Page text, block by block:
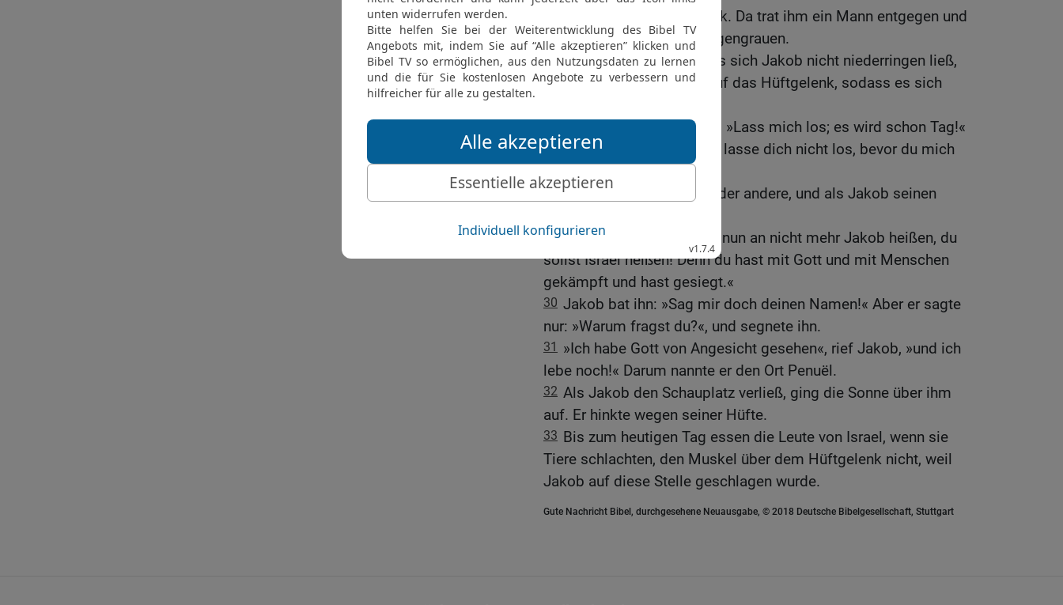
Nur er allein blieb zurück. Da trat ihm ein Mann entgegen und
rang mit ihm bis zum Morgengrauen.
26 Als der andere sah, dass sich Jakob nicht niederringen ließ,
gab er ihm einen Schlag auf das Hüftgelenk, sodass es sich
Dann sagte er zu Jakob: »Lass mich los; es wird schon Tag!«
Aber Jakob erwiderte: »Ich lasse dich nicht los, bevor du mich
28 »Wie heißt du?«, fragte der andere, und als Jakob seinen
29 sagte er: »Du sollst von nun an nicht mehr Jakob heißen, du
sollst Israel heißen! Denn du hast mit Gott und mit Menschen
gekämpft und hast gesiegt.«
30 Jakob bat ihn: »Sag mir doch deinen Namen!« Aber er sagte
nur: »Warum fragst du?«, und segnete ihn.
31
»Ich habe Gott von Angesicht gesehen«, rief Jakob, »und ich
lebe noch!« Darum nannte er den Ort Penuël.
32 Als Jakob den Schauplatz verließ, ging die Sonne über ihm
auf. Er hinkte wegen seiner Hüfte.
33 Bis zum heutigen Tag essen die Leute von Israel, wenn sie
Tiere schlachten, den Muskel über dem Hüftgelenk nicht, weil
Jakob auf diese Stelle geschlagen wurde.
Gute Nachricht Bibel, durchgesehene Neuausgabe, © 2018 Deutsche Bibelgesellschaft, Stuttgart